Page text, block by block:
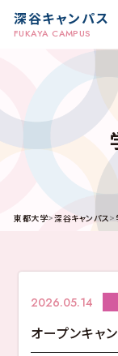
深谷キャンパス
FUKAYA CAMPUS
受験
アク
ヒューマンケア
キャンパスライフ
東都大学 深谷キャンパス
2026.05.14
オープンキャ